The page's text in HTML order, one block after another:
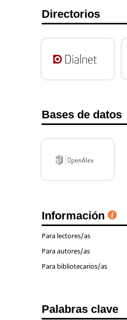
Directorios
Bases de datos
Información
Para lectores/as
Para autores/as
Para bibliotecarios/as
Palabras clave